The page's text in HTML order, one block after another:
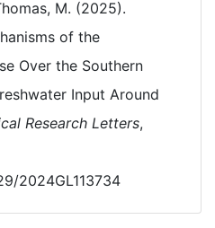
M. (2025).
of the
Over the Southern
Input Around
Research Letters,
2024GL113734